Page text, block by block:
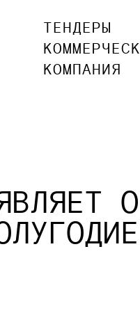
ТЕНДЕРЫ
КОМПАНИЯ
О